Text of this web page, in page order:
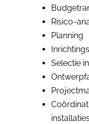
Risico-
Planning
Selectie